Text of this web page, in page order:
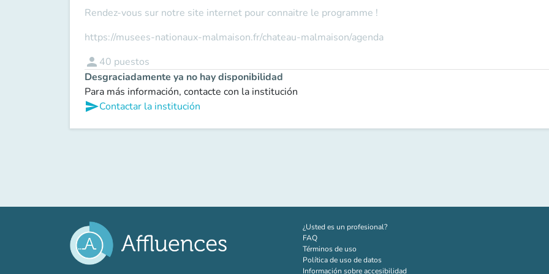
Rendez-vous sur notre site internet pour connaitre le programme !
https://musees-nationaux-malmaison.fr/chateau-malmaison/agenda
person 40 puestos
Desgraciadamente ya no hay disponibilidad
Para más información, contacte con la institución
sendContactar la institución
¿Usted es un profesional?(nueva pestaña)
FAQ
Términos de uso
Política de uso de datos
Información sobre accesibilidad